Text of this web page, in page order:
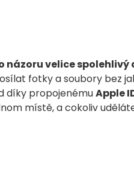
názoru velice
fotky a soubory bez
díky propojenémuApple
místě, a cokoliv